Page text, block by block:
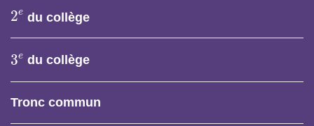
2e
2e du collège
3e
3e du collège
Tronc commun